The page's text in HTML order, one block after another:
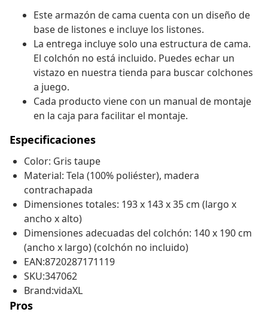
Este armazón de cama cuenta con un diseño de
base de listones e incluye los listones.
La entrega incluye solo una estructura de cama.
El colchón no está incluido. Puedes echar un
vistazo en nuestra tienda para buscar colchones
a juego.
Cada producto viene con un manual de montaje
en la caja para facilitar el montaje.
Especificaciones
Color: Gris taupe
Material: Tela (100% poliéster), madera
contrachapada
Dimensiones totales: 193 x 143 x 35 cm (largo x
ancho x alto)
Dimensiones adecuadas del colchón: 140 x 190 cm
(ancho x largo) (colchón no incluido)
EAN:8720287171119
SKU:347062
Brand:vidaXL
Pros